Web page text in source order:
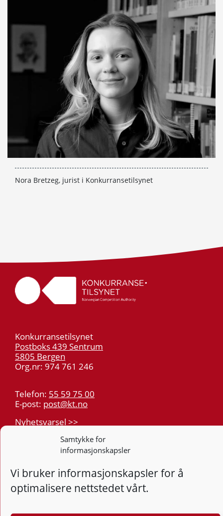
Samtykke for
informasjonskapsler
Vi bruker informasjonskapsler for å
optimalisere nettstedet vårt.
Nora Bretzeg, jurist i Konkurransetilsynet
Konkurransetilsynet
Postboks 439 Sentrum
5805 Bergen
Org.nr: 974 761 246
Telefon: 55 59 75 00
E-post: post@kt.no
Nyhetsvarsel >>
Tilgjengelighetserklæring